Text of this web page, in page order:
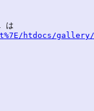
は
htdocs/